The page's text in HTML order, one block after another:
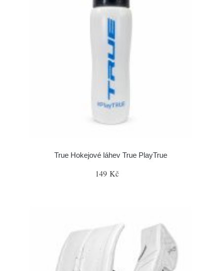
True Hokejové láhev True PlayTrue
149 Kč